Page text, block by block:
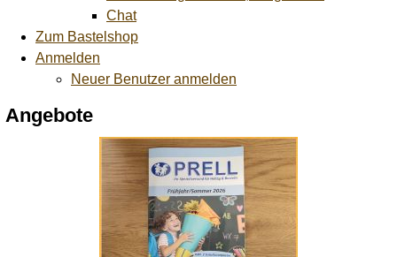
Chat
Zum Bastelshop
Anmelden
Neuer Benutzer anmelden
Angebote